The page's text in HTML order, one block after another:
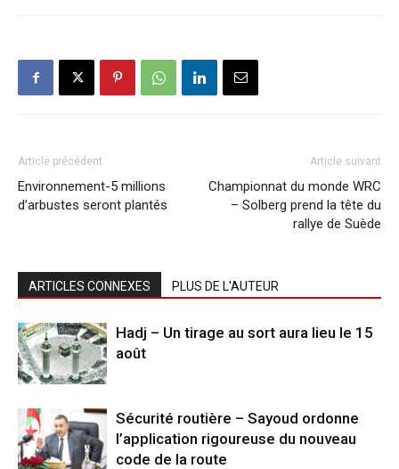
Article précédent
Environnement-5 millions
d’arbustes seront plantés
Article suivant
Championnat du monde WRC
– Solberg prend la tête du
rallye de Suède
ARTICLES CONNEXES PLUS DE L'AUTEUR
Hadj – Un tirage au sort aura lieu le 15
août
Sécurité routière – Sayoud ordonne
l’application rigoureuse du nouveau
code de la route